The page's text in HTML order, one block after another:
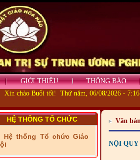
GIỚI THIỆU THÔNG BÁO
Xin chào Buổi tối! Thứ năm, 06/08/2026 -
HỆ THỐNG TỔ CHỨC
Hệ thống Tổ chức Giáo
Những tấm lòng thiện
vùng biên
BAN TRỊ SỰ XÃ ĐẠI
TỈNH ĐỒNG NAI
SỨC ĐẾN TRƯỜNG
Văn
NỘI